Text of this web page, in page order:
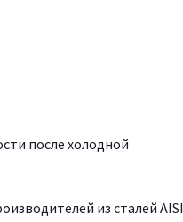
после холодной
из сталей AISI